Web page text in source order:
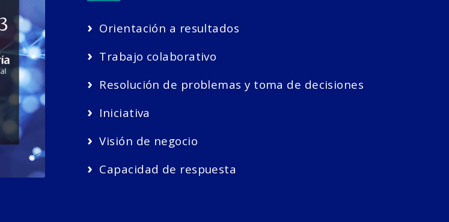
› Orientación a resultados
› Trabajo colaborativo
› Resolución de problemas y toma de decisiones
› Iniciativa
› Visión de negocio
› Capacidad de respuesta